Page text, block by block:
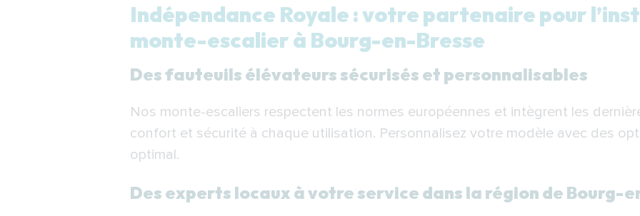
Indépendance Royale : votre partenaire pour
monte-escalier à Bourg-en-Bresse
Des fauteuils élévateurs sécurisés et personnalisables
Nos monte-escaliers respectent les normes européennes et intègrent les
confort et sécurité à chaque utilisation. Personnalisez votre modèle avec des
optimal.
Des experts locaux à votre service dans la région de Bourg-